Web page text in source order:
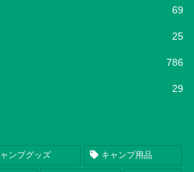
69
25
786
29
ンプグッズ キャンプ用品